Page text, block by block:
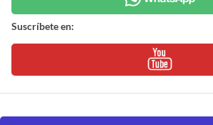
Suscríbete en: